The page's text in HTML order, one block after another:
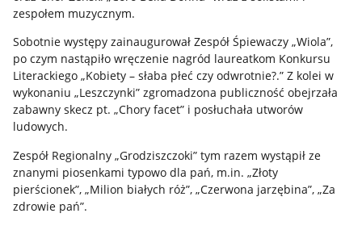
zespołem muzycznym.
Sobotnie występy zainaugurował Zespół Śpiewaczy „Wiola”,
po czym nastąpiło wręczenie nagród laureatkom Konkursu
Literackiego „Kobiety – słaba płeć czy odwrotnie?.” Z kolei w
wykonaniu „Leszczynki” zgromadzona publiczność obejrzała
zabawny skecz pt. „Chory facet” i posłuchała utworów
ludowych.
Zespół Regionalny „Grodziszczoki” tym razem wystąpił ze
znanymi piosenkami typowo dla pań, m.in. „Złoty
pierścionek”, „Milion białych róż”, „Czerwona jarzębina”, „Za
zdrowie pań”.